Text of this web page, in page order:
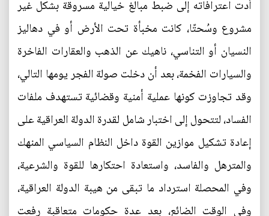
أدت اعترافاته إلى ضبط مبالغ خيالية مسروقة بشكل غير
مشروع وسُحتًا، كانت مخبأة تحت الأرض أو في دهاليز
النسيان أو التناسي، ناهيك عن الذهب والعقارات الفاخرة
والسيارات الفخمة، بعد أن دخلت صولة الفجر يومها التالي،
وقد تجاوزت كونها عملية أمنية وقضائية تستهدف ملفات
الفساد، لتتحول إلى اختبار شامل لقدرة الدولة العراقية على
إعادة تشكيل موازين القوة داخل النظام السياسي المنهك
والمترهل والفاسد، واستعادة احتكارها للقوة والشرعية،
وفي المحصلة استرداد ما تبقى من هيبة الدولة العراقية،
وفي الوقت الضائع، بعد عدة حكومات متعاقبة رفعت